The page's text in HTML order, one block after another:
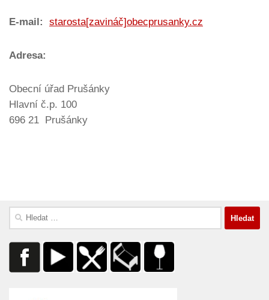
E-mail: starosta[zavináč]obecprusanky.cz
Adresa:
Obecní úřad Prušánky
Hlavní č.p. 100
696 21 Prušánky
Vyhledávání